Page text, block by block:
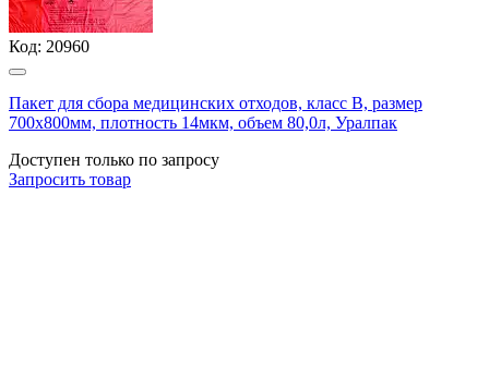
Код: 20960
Пакет для сбора медицинских отходов, класс В, размер
700х800мм, плотность 14мкм, объем 80,0л, Уралпак
Доступен только по запросу
Запросить товар